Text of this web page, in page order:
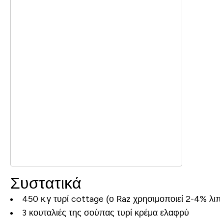
Συστατικά
450 κ.γ τυρί cottage (ο Raz χρησιμοποιεί 2-4%
3 κουταλιές της σούπας τυρί κρέμα ελαφρύ